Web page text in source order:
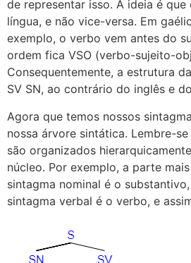
de representar isso. A ideia é que
língua, e não vice-versa. Em
exemplo, o verbo vem antes do
ordem fica VSO (verbo-sujeito-
Consequentemente, a estrutura
SV SN, ao contrário do inglês e
Agora que temos nossos
nossa árvore sintática. Lembre-
são organizados
núcleo. Por exemplo, a parte
sintagma nominal é o
sintagma verbal é o verbo, e